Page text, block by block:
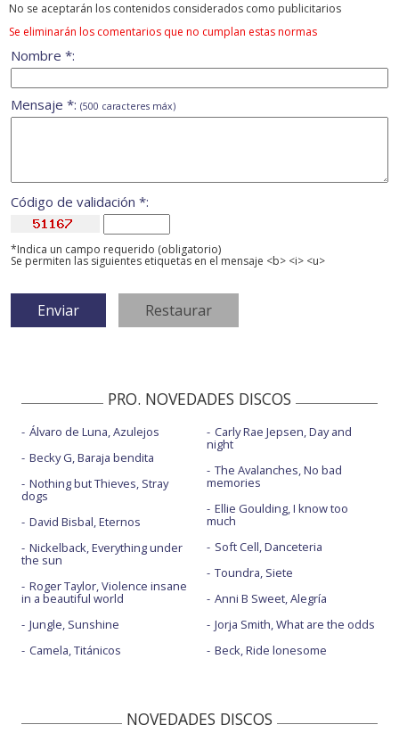
No se aceptarán los contenidos considerados como publicitarios
Se eliminarán los comentarios que no cumplan estas normas
Nombre *:
Mensaje *: (500 caracteres máx)
Código de validación *:
*Indica un campo requerido (obligatorio)
Se permiten las siguientes etiquetas en el mensaje <b> <i> <u>
PRO. NOVEDADES DISCOS
Álvaro de Luna, Azulejos
Becky G, Baraja bendita
Nothing but Thieves, Stray
dogs
David Bisbal, Eternos
Nickelback, Everything under
the sun
Roger Taylor, Violence insane
in a beautiful world
Jungle, Sunshine
Camela, Titánicos
Carly Rae Jepsen, Day and
night
The Avalanches, No bad
memories
Ellie Goulding, I know too
much
Soft Cell, Danceteria
Toundra, Siete
Anni B Sweet, Alegría
Jorja Smith, What are the odds
Beck, Ride lonesome
NOVEDADES DISCOS